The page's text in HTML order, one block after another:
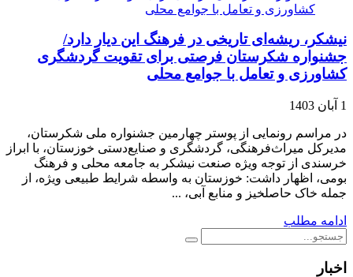
نیشکر، ریشه‌ای تاریخی در فرهنگ این دیار دارد/
جشنواره شکرستان فرصتی برای تقویت گردشگری
کشاورزی و تعامل با جوامع محلی
1 آبان 1403
در مراسم رونمایی از پوستر چهارمین جشنواره ملی شکرستان،
مدیرکل میراث‌فرهنگی، گردشگری و صنایع‌دستی خوزستان، با ابراز
خرسندی از توجه ویژه صنعت نیشکر به جامعه محلی و فرهنگ
بومی، اظهار داشت: خوزستان به واسطه شرایط طبیعی ویژه، از
جمله خاک حاصلخیز و منابع آبی، ...
ادامه مطلب
اخبار